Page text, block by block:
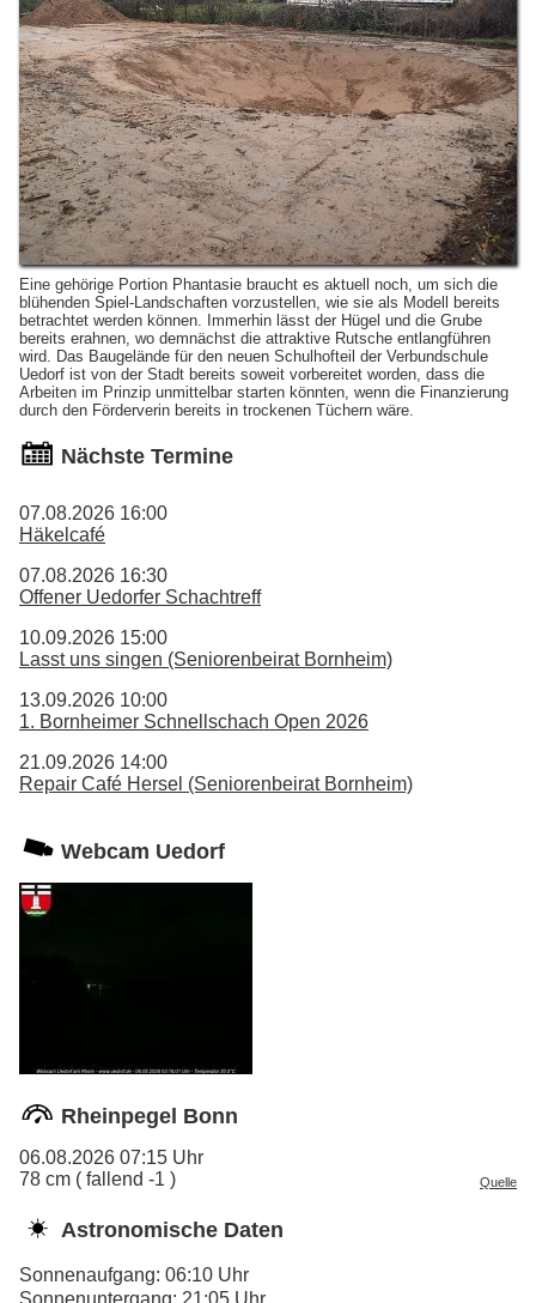
Eine gehörige Portion Phantasie braucht es aktuell noch, um sich die
blühenden Spiel-Landschaften vorzustellen, wie sie als Modell bereits
betrachtet werden können. Immerhin lässt der Hügel und die Grube
bereits erahnen, wo demnächst die attraktive Rutsche entlangführen
wird. Das Baugelände für den neuen Schulhofteil der Verbundschule
Uedorf ist von der Stadt bereits soweit vorbereitet worden, dass die
Arbeiten im Prinzip unmittelbar starten könnten, wenn die Finanzierung
durch den Förderverin bereits in trockenen Tüchern wäre.
Nächste Termine
07.08.2026 16:00
Häkelcafé
07.08.2026 16:30
Offener Uedorfer Schachtreff
10.09.2026 15:00
Lasst uns singen (Seniorenbeirat Bornheim)
13.09.2026 10:00
1. Bornheimer Schnellschach Open 2026
21.09.2026 14:00
Repair Café Hersel (Seniorenbeirat Bornheim)
Webcam Uedorf
Rheinpegel Bonn
06.08.2026 07:15 Uhr
78 cm ( fallend -1 )
Quelle
Astronomische Daten
Sonnenaufgang: 06:10 Uhr
Sonnenuntergang: 21:05 Uhr